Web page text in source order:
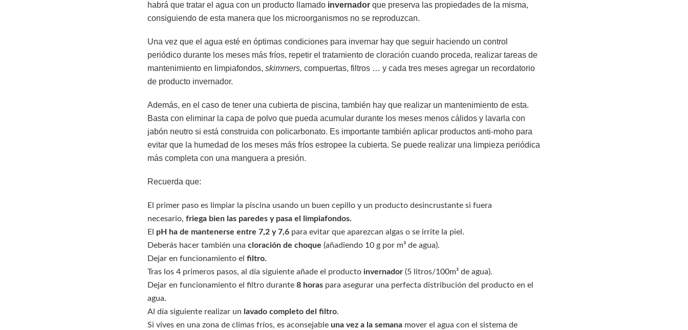
habrá que tratar el agua con un producto llamado invernador que preserva las propiedades de la misma,
consiguiendo de esta manera que los microorganismos no se reproduzcan.
Una vez que el agua esté en óptimas condiciones para invernar hay que seguir haciendo un control
periódico durante los meses más fríos, repetir el tratamiento de cloración cuando proceda, realizar tareas de
mantenimiento en limpiafondos, skimmers, compuertas, filtros … y cada tres meses agregar un recordatorio
de producto invernador.
Además, en el caso de tener una cubierta de piscina, también hay que realizar un mantenimiento de esta.
Basta con eliminar la capa de polvo que pueda acumular durante los meses menos cálidos y lavarla con
jabón neutro si está construida con policarbonato. Es importante también aplicar productos anti-moho para
evitar que la humedad de los meses más fríos estropee la cubierta. Se puede realizar una limpieza periódica
más completa con una manguera a presión.
Recuerda que:
El primer paso es limpiar la piscina usando un buen cepillo y un producto desincrustante si fuera
necesario, friega bien las paredes y pasa el limpiafondos.
El pH ha de mantenerse entre 7,2 y 7,6 para evitar que aparezcan algas o se irrite la piel.
Deberás hacer también una cloración de choque (añadiendo 10 g por m³ de agua).
Dejar en funcionamiento el filtro.
Tras los 4 primeros pasos, al día siguiente añade el producto invernador (5 litros/100m³ de agua).
Dejar en funcionamiento el filtro durante 8 horas para asegurar una perfecta distribución del producto en el
agua.
Al día siguiente realizar un lavado completo del filtro.
Si vives en una zona de climas fríos, es aconsejable una vez a la semana mover el agua con el sistema de